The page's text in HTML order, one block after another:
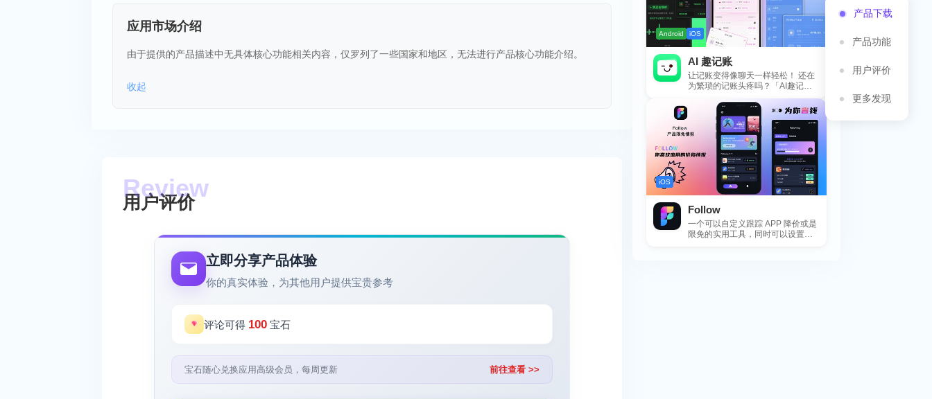
产品下载
产品功能
用户评价
更多发现
应用市场介绍
由于提供的产品描述中无具体核心功能相关内容，仅罗列了一些国家和地区，无法进行产品核心功能介绍。
收起
用户评价
立即分享产品体验
你的真实体验，为其他用户提供宝贵参考
评论可得 100 宝石
宝石随心兑换应用高级会员，每周更新 前往查看 >>
Android iOS
AI 趣记账
让记账变得像聊天一样轻松！ 还在
为繁琐的记账头疼吗？「AI趣记
账」来拯救你啦！这款智能记账工
具专为懒...
iOS
Follow
一个可以自定义跟踪 APP 降价或是
限免的实用工具，同时可以设置包